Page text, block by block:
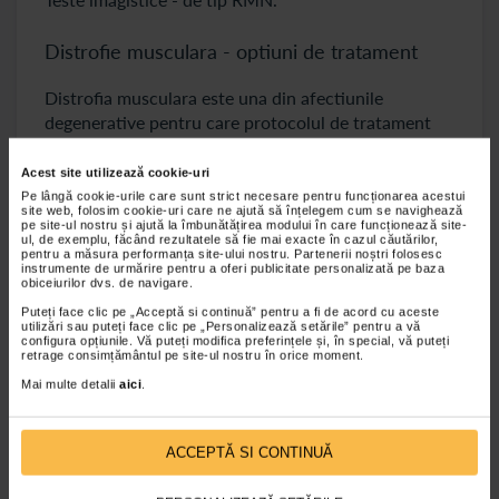
Acest site utilizează cookie-uri
Pe lângă cookie-urile care sunt strict necesare pentru funcționarea acestui
site web, folosim cookie-uri care ne ajută să înțelegem cum se navighează
pe site-ul nostru și ajută la îmbunătățirea modului în care funcționează site-
ul, de exemplu, făcând rezultatele să fie mai exacte în cazul căutărilor,
pentru a măsura performanța site-ului nostru. Partenerii noștri folosesc
instrumente de urmărire pentru a oferi publicitate personalizată pe baza
obiceiurilor dvs. de navigare.
Puteți face clic pe „Acceptă si continuă” pentru a fi de acord cu aceste
utilizări sau puteți face clic pe „Personalizează setările” pentru a vă
configura opțiunile. Vă puteți modifica preferințele și, în special, vă puteți
retrage consimțământul pe site-ul nostru în orice moment.
Mai multe detalii aici
ACCEPTĂ SI CONTINUĂ
Distrofie musculara - optiuni de tratament
Distrofia musculara este una din afectiunile
degenerative pentru care protocolul de tratament
are rolul de a incetinire evolutia bolii si nu de
vindecare.
Medicamentele si terapiile alternative au ca scop
incetinirea progresiei degenerarii musculare si
mentinerea persoanei afectate mobile pentru o
perioada cat mai lunga de timp.
Printre cele mai recomandate si utilizate
medicamente in cazul pacientilor diagnosticati
cu distrofie musculara se numara:
fortei musculare, dar utilizate pe termen lung
duc la fragilizarea oaselor si la crestere excesiva
in greutate;